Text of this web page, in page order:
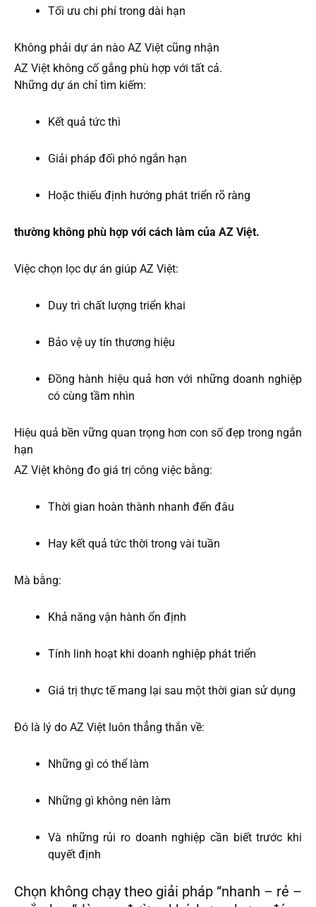
Tối ưu chi phí trong dài hạn
Không phải dự án nào AZ Việt cũng nhận
AZ Việt không cố gắng phù hợp với tất cả.
Những dự án chỉ tìm kiếm:
Kết quả tức thì
Giải pháp đối phó ngắn hạn
Hoặc thiếu định hướng phát triển rõ ràng
thường không phù hợp với cách làm của AZ Việt.
Việc chọn lọc dự án giúp AZ Việt:
Duy trì chất lượng triển khai
Bảo vệ uy tín thương hiệu
Đồng hành hiệu quả hơn với những doanh nghiệp
có cùng tầm nhìn
Hiệu quả bền vững quan trọng hơn con số đẹp trong ngắn
hạn
AZ Việt không đo giá trị công việc bằng:
Thời gian hoàn thành nhanh đến đâu
Hay kết quả tức thời trong vài tuần
Mà bằng:
Khả năng vận hành ổn định
Tính linh hoạt khi doanh nghiệp phát triển
Giá trị thực tế mang lại sau một thời gian sử dụng
Đó là lý do AZ Việt luôn thẳng thắn về:
Những gì có thể làm
Những gì không nên làm
Và những rủi ro doanh nghiệp cần biết trước khi
quyết định
Chọn không chạy theo giải pháp “nhanh – rẻ –